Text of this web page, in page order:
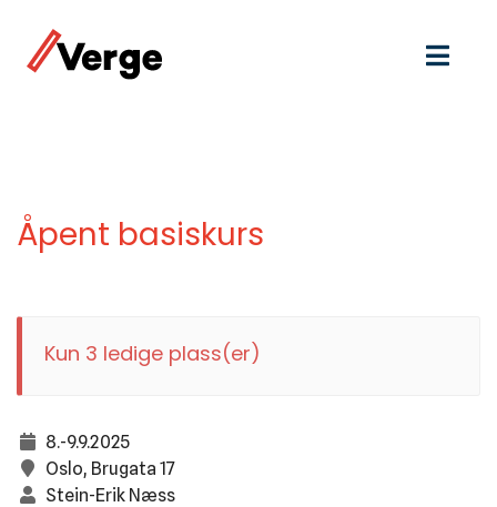
Åpent basiskurs
Kun 3 ledige plass(er)
8.-9.9.2025
Oslo, Brugata 17
Stein-Erik Næss